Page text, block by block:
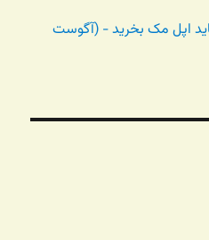
اپل مک بخرید - (آگوست